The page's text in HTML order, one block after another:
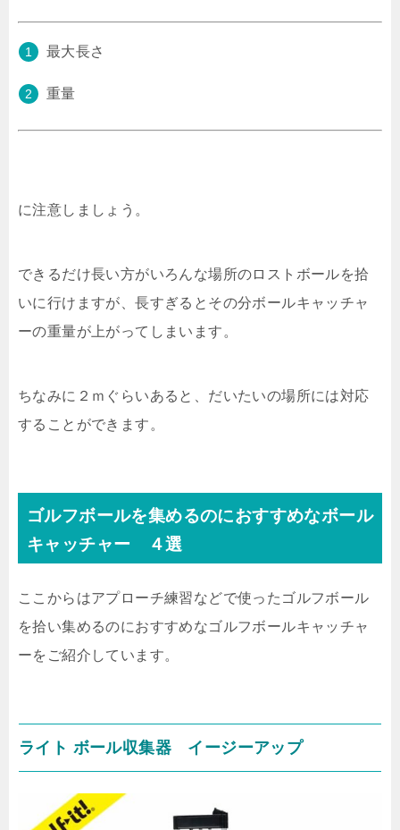
最大長さ
重量
に注意しましょう。
できるだけ長い方がいろんな場所のロストボールを拾
いに行けますが、長すぎるとその分ボールキャッチャ
ーの重量が上がってしまいます。
ちなみに２ｍぐらいあると、だいたいの場所には対応
することができます。
ゴルフボールを集めるのにおすすめなボール
キャッチャー ４選
ここからはアプローチ練習などで使ったゴルフボール
を拾い集めるのにおすすめなゴルフボールキャッチャ
ーをご紹介しています。
ライト ボール収集器 イージーアップ